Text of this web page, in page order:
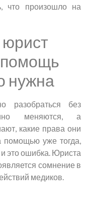
что произошло на
помощь
нужна
разобраться без
меняются, а
какие права они
уже тогда,
и это ошибка. Юриста
сомнение в
медиков.